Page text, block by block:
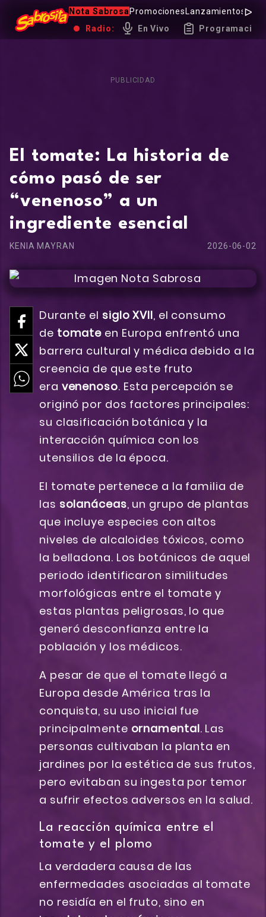
Nota Sabrosa Promociones LanzamientosHot
Radio:
En Vivo Programación
PUBLICIDAD
El tomate: La historia de
cómo pasó de ser
“venenoso” a un
ingrediente esencial
KENIA MAYRAN 2026-06-02
Durante el siglo XVII, el consumo
de tomate en Europa enfrentó una
barrera cultural y médica debido a la
creencia de que este fruto
era venenoso. Esta percepción se
originó por dos factores principales:
su clasificación botánica y la
interacción química con los
utensilios de la época.
El tomate pertenece a la familia de
las solanáceas, un grupo de plantas
que incluye especies con altos
niveles de alcaloides tóxicos, como
la belladona. Los botánicos de aquel
periodo identificaron similitudes
morfológicas entre el tomate y
estas plantas peligrosas, lo que
generó desconfianza entre la
población y los médicos.
A pesar de que el tomate llegó a
Europa desde América tras la
conquista, su uso inicial fue
principalmente ornamental. Las
personas cultivaban la planta en
jardines por la estética de sus frutos,
pero evitaban su ingesta por temor
a sufrir efectos adversos en la salud.
La reacción química entre el
tomate y el plomo
La verdadera causa de las
enfermedades asociadas al tomate
no residía en el fruto, sino en